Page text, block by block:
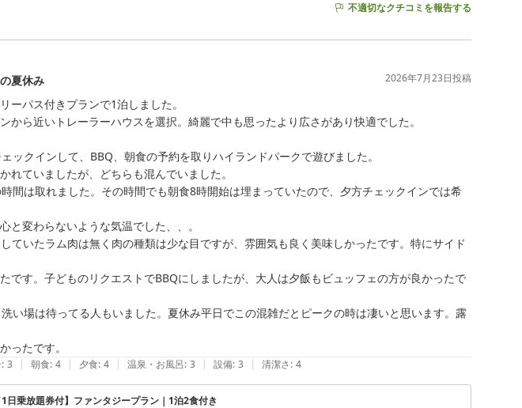
不適切なクチコミを報告する
夏休み 2026年7月23日投稿
ーパス付きプランで1泊しました。
から近いトレーラーハウスを選択。綺麗で中も思ったより広さがあり快適でした。
ックインして、BBQ、朝食の予約を取りハイランドパークで遊びました。
れていましたが、どちらも混んでいました。
間は取れました。その時間でも朝食8時開始は埋まっていたので、夕方チェックインでは希
と変わらないような気温でした、、。
ていたラム肉は無く肉の種類は少な目ですが、雰囲気も良く美味しかったです。特にサイド
です。子どものリクエストでBBQにしましたが、大人は夕飯もビュッフェの方が良かったで
い場は待ってる人もいました。夏休み平日でこの混雑だとピークの時は凄いと思います。露
ったです。
: 3 | 朝食: 4 | 夕食: 4 | 温泉・お風呂: 3 | 設備: 3 | 清潔さ: 4
日乗放題券付】ファンタジープラン｜1泊2食付き